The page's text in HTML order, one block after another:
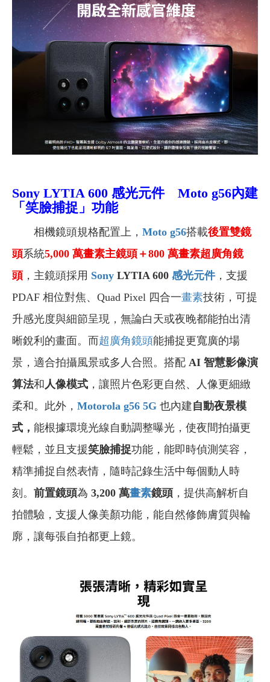
Sony LYTIA 600 感光元件 Moto g56內建
「笑臉捕捉」功能
相機鏡頭規格配置上， Moto g56搭載後置雙鏡
頭系統5,000 萬畫素主鏡頭＋800 萬畫素超廣角鏡
頭，主鏡頭採用 Sony LYTIA 600 感光元件，支援
PDAF 相位對焦、Quad Pixel 四合一畫素技術，可提
升感光度與細節呈現，無論白天或夜晚都能拍出清
晰銳利的畫面。而超廣角鏡頭能捕捉更寬廣的場
景，適合拍攝風景或多人合照。搭配 AI 智慧影像演
算法和 人像模式 ，讓照片色彩更自然、人像更細緻
柔和。此外， Motorola g56 5G 也內建自動夜景模
式， 能根據環境光線自動調整曝光，使夜間拍攝更
輕鬆，並且支援笑臉捕捉功能，能即時偵測笑容，
精準捕捉自然表情，隨時記錄生活中每個動人時
刻。 前置鏡頭為 3,200 萬畫素鏡頭，提供高解析自
拍體驗，支援人像美顏功能，能自然修飾膚質與輪
廓，讓每張自拍都更上鏡。